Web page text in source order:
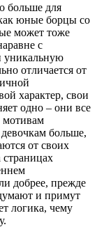
больше для
юные борцы со
может тоже
с
уникальную
отличается от
характер, свои
одно – они все
мотивам
больше,
от своих
добрее, прежде
и примут
логика, чему